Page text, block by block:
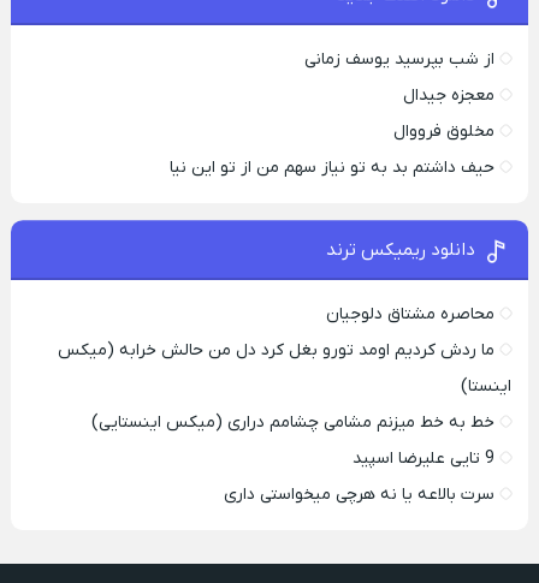
از شب بپرسید یوسف زمانی
معجزه جیدال
مخلوق فرووال
حیف داشتم بد به تو نیاز سهم من از تو این نیا
دانلود ریمیکس ترند
محاصره مشتاق دلوجیان
ما ردش کردیم اومد تورو بغل کرد دل من حالش خرابه (میکس
اینستا)
خط به خط میزنم مشامی چشامم دراری (میکس اینستایی)
9 تایی علیرضا اسپید
سرت بالاعه یا نه هرچی میخواستی داری